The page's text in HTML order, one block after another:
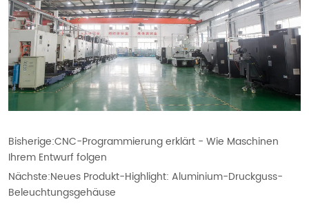
Bisherige:CNC-Programmierung erklärt - Wie Maschinen
Ihrem Entwurf folgen
Nächste:Neues Produkt-Highlight: Aluminium-Druckguss-
Beleuchtungsgehäuse